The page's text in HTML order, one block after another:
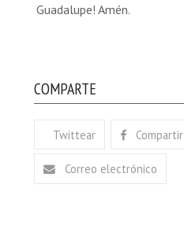
Guadalupe! Amén.
COMPARTE
Twittear Compartir
Correo electrónico